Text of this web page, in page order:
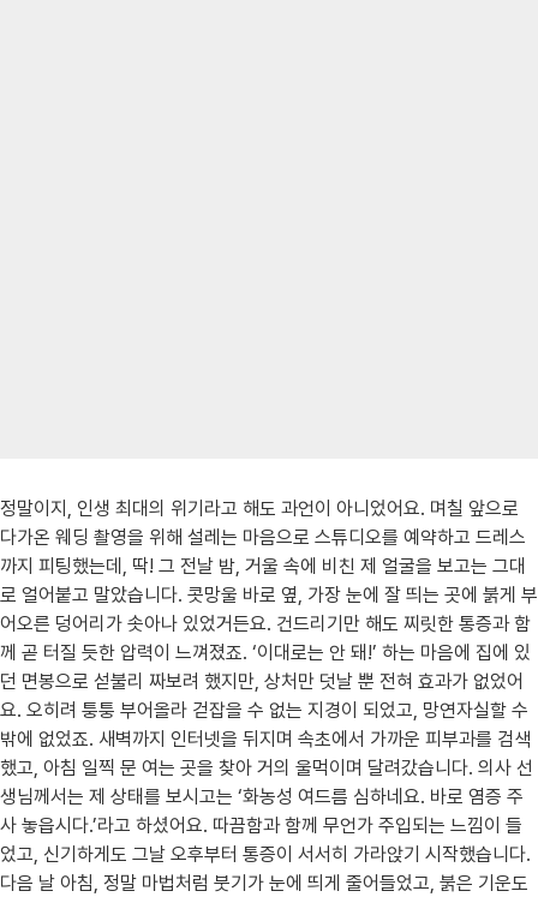
정말이지, 인생 최대의 위기라고 해도 과언이 아니었어요. 며칠 앞으로
다가온 웨딩 촬영을 위해 설레는 마음으로 스튜디오를 예약하고 드레스
까지 피팅했는데, 딱! 그 전날 밤, 거울 속에 비친 제 얼굴을 보고는 그대
로 얼어붙고 말았습니다. 콧망울 바로 옆, 가장 눈에 잘 띄는 곳에 붉게 부
어오른 덩어리가 솟아나 있었거든요. 건드리기만 해도 찌릿한 통증과 함
께 곧 터질 듯한 압력이 느껴졌죠. ‘이대로는 안 돼!’ 하는 마음에 집에 있
던 면봉으로 섣불리 짜보려 했지만, 상처만 덧날 뿐 전혀 효과가 없었어
요. 오히려 퉁퉁 부어올라 걷잡을 수 없는 지경이 되었고, 망연자실할 수
밖에 없었죠. 새벽까지 인터넷을 뒤지며 속초에서 가까운 피부과를 검색
했고, 아침 일찍 문 여는 곳을 찾아 거의 울먹이며 달려갔습니다. 의사 선
생님께서는 제 상태를 보시고는 ‘화농성 여드름 심하네요. 바로 염증 주
사 놓읍시다.’라고 하셨어요. 따끔함과 함께 무언가 주입되는 느낌이 들
었고, 신기하게도 그날 오후부터 통증이 서서히 가라앉기 시작했습니다.
다음 날 아침, 정말 마법처럼 붓기가 눈에 띄게 줄어들었고, 붉은 기운도